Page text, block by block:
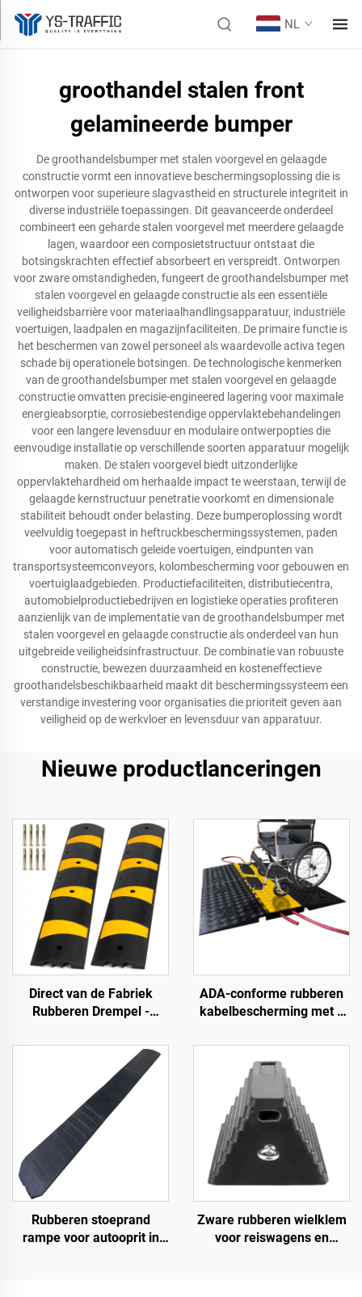
NL
groothandel stalen front
gelamineerde bumper
De groothandelsbumper met stalen voorgevel en gelaagde
constructie vormt een innovatieve beschermingsoplossing die is
ontworpen voor superieure slagvastheid en structurele integriteit in
diverse industriële toepassingen. Dit geavanceerde onderdeel
combineert een geharde stalen voorgevel met meerdere gelaagde
lagen, waardoor een composietstructuur ontstaat die
botsingskrachten effectief absorbeert en verspreidt. Ontworpen
voor zware omstandigheden, fungeert de groothandelsbumper met
stalen voorgevel en gelaagde constructie als een essentiële
veiligheidsbarrière voor materiaalhandlingsapparatuur, industriële
voertuigen, laadpalen en magazijnfaciliteiten. De primaire functie is
het beschermen van zowel personeel als waardevolle activa tegen
schade bij operationele botsingen. De technologische kenmerken
van de groothandelsbumper met stalen voorgevel en gelaagde
constructie omvatten precisie-engineered lagering voor maximale
energieabsorptie, corrosiebestendige oppervlaktebehandelingen
voor een langere levensduur en modulaire ontwerpopties die
eenvoudige installatie op verschillende soorten apparatuur mogelijk
maken. De stalen voorgevel biedt uitzonderlijke
oppervlaktehardheid om herhaalde impact te weerstaan, terwijl de
gelaagde kernstructuur penetratie voorkomt en dimensionale
stabiliteit behoudt onder belasting. Deze bumperoplossing wordt
veelvuldig toegepast in heftruckbeschermingssystemen, paden
voor automatisch geleide voertuigen, eindpunten van
transportsysteemconveyors, kolombescherming voor gebouwen en
voertuiglaadgebieden. Productiefaciliteiten, distributiecentra,
automobielproductiebedrijven en logistieke operaties profiteren
aanzienlijk van de implementatie van de groothandelsbumper met
stalen voorgevel en gelaagde constructie als onderdeel van hun
uitgebreide veiligheidsinfrastructuur. De combinatie van robuuste
constructie, bewezen duurzaamheid en kosteneffectieve
groothandelsbeschikbaarheid maakt dit beschermingssysteem een
verstandige investering voor organisaties die prioriteit geven aan
veiligheid op de werkvloer en levensduur van apparatuur.
Nieuwe productlanceringen
Direct van de Fabriek
Rubberen Drempel -
ADA-conforme rubberen
kabelbescherming met 5
rolstoeltoegankelijke
oprijplaat voor binnen- en
buitengebruik bij
evenementen
Rubberen stoeprand
rampe voor autooprit in
Zware rubberen wielklem
voor reiswagens en